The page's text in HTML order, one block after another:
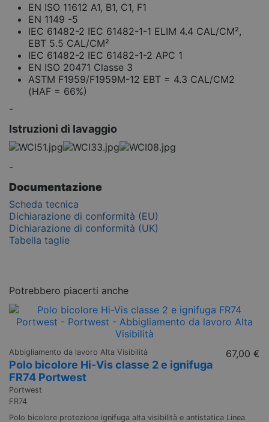
EN ISO 11612 A1, B1, C1, F1
EN 1149 -5
IEC 61482-2 IEC 61482-1-1 ELIM 4.4 CAL/CM²,
EBT 5.5 CAL/CM²
IEC 61482-2 IEC 61482-1-2 APC 1
EN ISO 20471 Classe 3
ASTM F1959/F1959M-12 EBT = 4.3 CAL/CM2
(HAF = 66%)
-
Istruzioni di lavaggio
-
Documentazione
Scheda tecnica
Dichiarazione di conformità (EU)
Dichiarazione di conformità (UK)
Tabella taglie
Potrebbero piacerti anche
Abbigliamento da lavoro Alta Visibilità
Polo bicolore Hi-Vis classe 2 e ignifuga
FR74 Portwest
Portwest
FR74
67,00 €
Polo bicolore protezione ignifuga alta visibilità e antistatica Linea